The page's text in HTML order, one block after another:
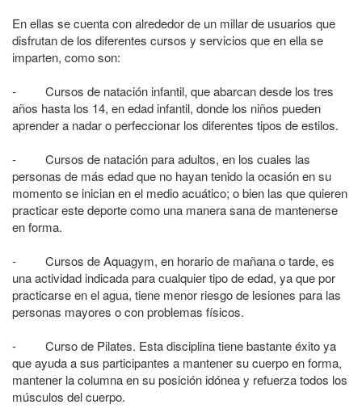
En ellas se cuenta con alrededor de un millar de usuarios que
disfrutan de los diferentes cursos y servicios que en ella se
imparten, como son:
- Cursos de natación infantil, que abarcan desde los tres
años hasta los 14, en edad infantil, donde los niños pueden
aprender a nadar o perfeccionar los diferentes tipos de estilos.
- Cursos de natación para adultos, en los cuales las
personas de más edad que no hayan tenido la ocasión en su
momento se inician en el medio acuático; o bien las que quieren
practicar este deporte como una manera sana de mantenerse
en forma.
- Cursos de Aquagym, en horario de mañana o tarde, es
una actividad indicada para cualquier tipo de edad, ya que por
practicarse en el agua, tiene menor riesgo de lesiones para las
personas mayores o con problemas físicos.
- Curso de Pilates. Esta disciplina tiene bastante éxito ya
que ayuda a sus participantes a mantener su cuerpo en forma,
mantener la columna en su posición idónea y refuerza todos los
músculos del cuerpo.